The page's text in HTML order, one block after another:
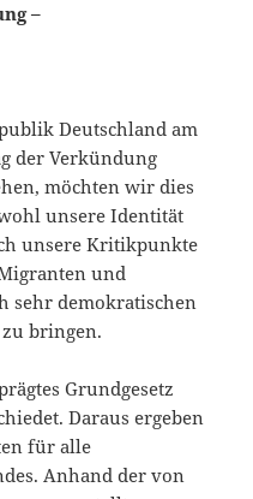
–
Deutschland am
der Verkündung
möchten wir dies
unsere Identität
unsere Kritikpunkte
und
sehr demokratischen
bringen.
Grundgesetz
Daraus ergeben
für alle
Anhand der von